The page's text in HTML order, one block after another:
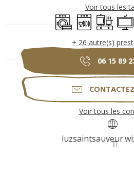
Voir tous les
Lave lingeLave vaisselle
Plaque
+ 26 autre(s)
06 15 89
Voir tous les